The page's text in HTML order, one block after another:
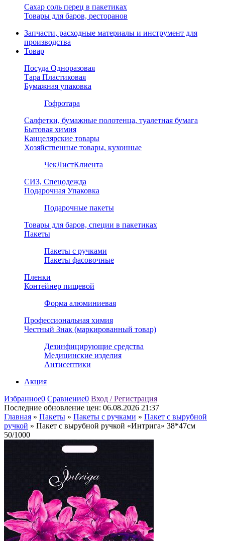
Сахар соль перец в пакетиках
Товары для баров, ресторанов
Запчасти, расходные материалы и инструмент для
производства
Товар
Посуда Одноразовая
Тара Пластиковая
Бумажная упаковка
Гофротара
Салфетки, бумажные полотенца, туалетная бумага
Бытовая химия
Канцелярские товары
Хозяйственные товары, кухонные
ЧекЛистКлиента
СИЗ, Спецодежда
Подарочная Упаковка
Подарочные пакеты
Товары для баров, специи в пакетиках
Пакеты
Пакеты с ручками
Пакеты фасовочные
Пленки
Контейнер пищевой
Форма алюминиевая
Профессиональная химия
Честный Знак (маркированный товар)
Дезинфицирующие средства
Медицинские изделия
Антисептики
Акция
Избранное0 Сравнение0 Вход / Регистрация
Последние обновление цен: 06.08.2026 21:37
Главная » Пакеты » Пакеты с ручками » Пакет с вырубной
ручкой » Пакет с вырубной ручкой «Интрига» 38*47см
50/1000